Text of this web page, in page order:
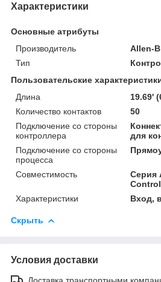
Характеристики
Основные атрибуты
Производитель
Allen-
Тип
Пользовательские
Длина
19.69'
Количество контактов
50
Подключение со стороны
контроллера
для
Подключение со стороны
процесса
Совместимость
Серия
Характеристики
Вход,
Скрыть
Условия доставки
Доставка транспортными